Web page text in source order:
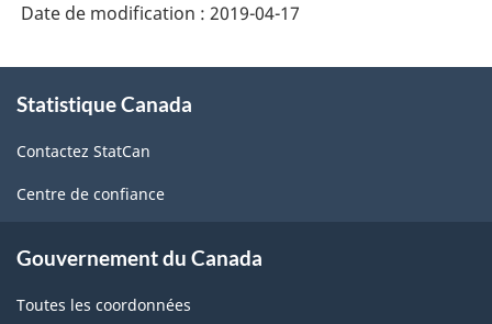
Date de modification : 2019-04-17
propos
ce
site
Statistique Canada
Contactez StatCan
Centre de confiance
Gouvernement du Canada
Toutes les coordonnées